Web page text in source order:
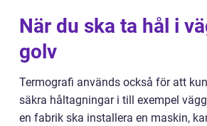
När du ska ta hål i
golv
Termografi används också för att
säkra håltagningar i till exempel
en fabrik ska installera en maskin,